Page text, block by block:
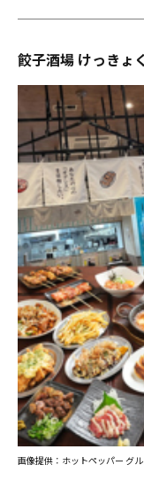
餃子酒場 けっきょ
画像提供：ホットペッパー グ